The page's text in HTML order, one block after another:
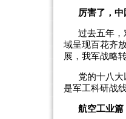
厉害了，中
过去五年
域呈现百花齐
展，我军战略
党的十八
是军工科研战
航空工业篇